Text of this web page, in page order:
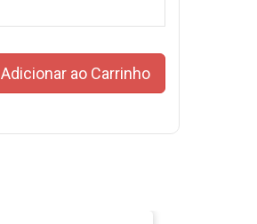
Adicionar ao Carrinho